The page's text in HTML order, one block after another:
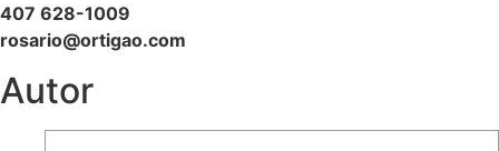
407 628-1009
rosario@ortigao.com
Autor